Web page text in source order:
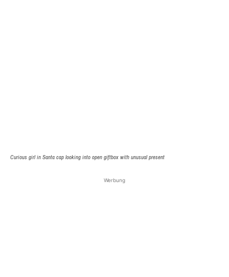
Curious girl in Santa cap looking into open giftbox with unusual present
Werbung